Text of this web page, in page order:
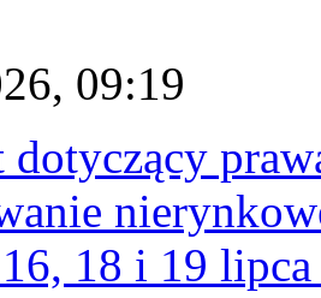
09:19
18 i 19